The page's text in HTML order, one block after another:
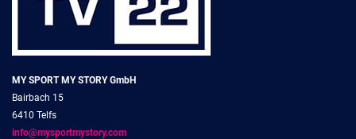
MY SPORT MY STORY GmbH
Bairbach 15
6410 Telfs
info@mysportmystory.com